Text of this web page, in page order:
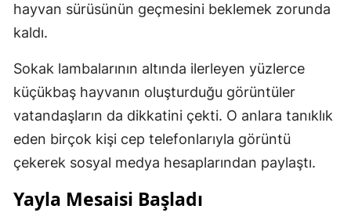
hayvan sürüsünün geçmesini beklemek zorunda
kaldı.
Sokak lambalarının altında ilerleyen yüzlerce
küçükbaş hayvanın oluşturduğu görüntüler
vatandaşların da dikkatini çekti. O anlara tanıklık
eden birçok kişi cep telefonlarıyla görüntü
çekerek sosyal medya hesaplarından paylaştı.
Yayla Mesaisi Başladı